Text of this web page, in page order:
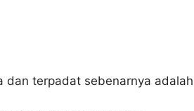
dan terpadat sebenarnya adalah